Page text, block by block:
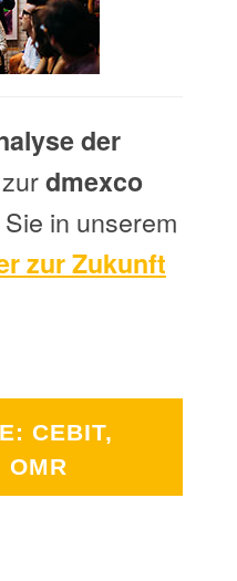
der
dmexco
in unserem
zur Zukunft
CEBIT,
OMR